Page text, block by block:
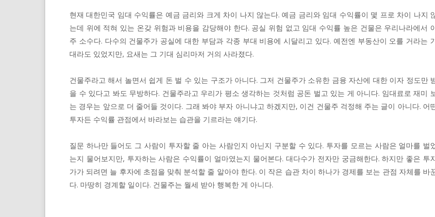
현재 대한민국 임대 수익률은 예금 금리와 크게 차이 나지 않는다. 예금 금리와 임대 수익률이 몇 프로 차이 나지
는데 위에 적혀 있는 온갖 위험과 비용을 감당해야 한다. 공실 위험 없고 임대 수익률 높은 건물은 우리나라에서
주 소수다. 다수의 건물주가 공실에 대한 부담과 각종 부대 비용에 시달리고 있다. 예전엔 부동산이 오를 거라는
대라도 있었지만, 요새는 그 기대 심리마저 거의 사라졌다.
건물주라고 해서 놀면서 쉽게 돈 벌 수 있는 구조가 아니다. 그저 건물주가 소유한 금융 자산에 대한 이자 정도만
을 수 있다고 봐도 무방하다. 건물주라고 우리가 평소 생각하는 것처럼 공돈 벌고 있는 게 아니다. 임대료로 재미
는 경우는 앞으로 더 줄어들 것이다. 그래 봐야 부자 아니냐고 하겠지만, 이건 건물주 걱정해 주는 글이 아니다. 어
투자든 수익률 관점에서 바라보는 습관을 기르라는 얘기다.
질문 하나만 들어도 그 사람이 투자할 줄 아는 사람인지 아닌지 구분할 수 있다. 투자를 모르는 사람은 얼마를 벌
는지 물어보지만, 투자하는 사람은 수익률이 얼마였는지 물어본다. 대다수가 전자만 궁금해한다. 하지만 좋은 투
가가 되려면 늘 후자에 초점을 맞춰 분석할 줄 알아야 한다. 이 작은 습관 차이 하나가 경제를 보는 관점 자체를 바
다. 마땅히 경계할 일이다. 건물주는 월세 받아 행복한 게 아니다.